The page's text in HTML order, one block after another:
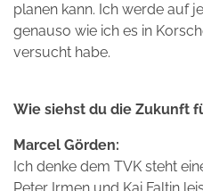
planen kann. Ich werde auf
genauso wie ich es in
versucht habe.
Wie siehst du die Zukunft
Marcel Görden:
Ich denke dem TVK steht